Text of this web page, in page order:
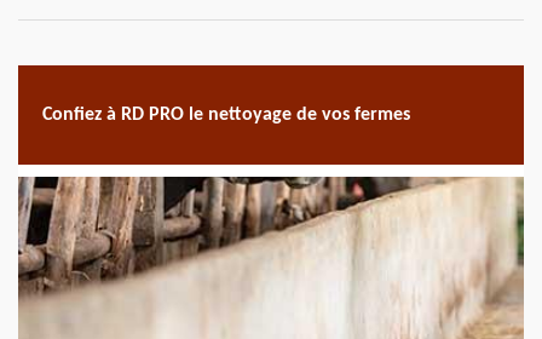
Confiez à RD PRO le nettoyage de vos fermes